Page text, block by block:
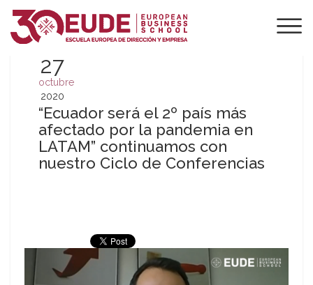
27
octubre
2020
“Ecuador será el 2º país más
afectado por la pandemia en
LATAM” continuamos con
nuestro Ciclo de Conferencias